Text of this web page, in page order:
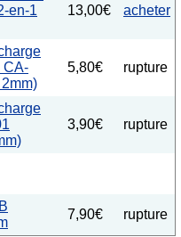
en-1
13,00€ acheter
CA-
5,80€ rupture
3,90€ rupture
7,90€ rupture